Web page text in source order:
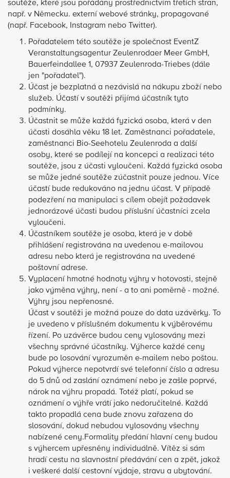
soutěže, které jsou pořádány prostřednictvím třetích stran,
např. v Německu. externí webové stránky, propagované
(např. Facebook, Instagram nebo Twitter).
Pořadatelem této soutěže je společnost EventZ
Veranstaltungsagentur Zeulenrodaer Meer GmbH,
Bauerfeindallee 1, 07937 Zeulenroda-Triebes (dále
jen "pořadatel").
Účast je bezplatná a nezávislá na nákupu zboží nebo
služeb. Účastí v soutěži přijímá účastník tyto
podmínky.
Účastnit se může každá fyzická osoba, která v den
účasti dosáhla věku 18 let. Zaměstnanci pořadatele,
zaměstnanci Bio-Seehotelu Zeulenroda a další
osoby, které se podílejí na koncepci a realizaci této
soutěže, jsou z účasti vyloučeni. Každá fyzická osoba
se může jedné soutěže zúčastnit pouze jednou. Více
účastí bude redukováno na jednu účast. V případě
podezření na manipulaci s cílem obejít požadavek
jednorázové účasti budou příslušní účastníci zcela
vyloučeni.
Účastníkem soutěže je osoba, která je v době
přihlášení registrována na uvedenou e-mailovou
adresu nebo která je registrována na uvedené
poštovní adrese.
Vyplacení hmotné hodnoty výhry v hotovosti, stejně
jako výměna výhry, není - a to ani poměrně - možné.
Výhry jsou nepřenosné.
Účast v soutěži je možná pouze do data uzávěrky. To
je uvedeno v příslušném dokumentu k výběrovému
řízení. Po uzávěrce budou ceny vylosovány mezi
všechny správné účastníky. Výherce každé ceny
bude po losování vyrozuměn e-mailem nebo poštou.
Pokud výherce nepotvrdí své telefonní číslo a adresu
do 5 dnů od zaslání oznámení nebo je zašle poprvé,
nárok na výhru propadá. Totéž platí, pokud se
oznámení o výhře vrátí jako nedoručitelné. Každá
takto propadlá cena bude znovu zařazena do
slosování, dokud nebudou vylosovány všechny
nabízené ceny.Formality předání hlavní ceny budou
s výhercem upřesněny individuálně. Vítěz si sám
hradí cestu na slavnostní předávání cen a zpět, jakož
i veškeré další cestovní výdaje, stravu a ubytování.